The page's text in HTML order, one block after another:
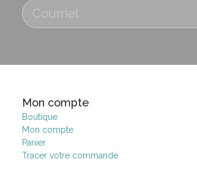
Mon compte
Boutique
Mon compte
Panier
Tracer votre commande